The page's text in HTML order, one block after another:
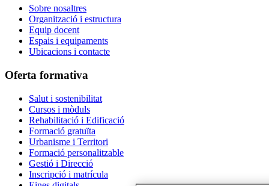
Sobre nosaltres
Organització i estructura
Equip docent
Espais i equipaments
Ubicacions i contacte
Oferta formativa
Salut i sostenibilitat
Cursos i mòduls
Rehabilitació i Edificació
Formació gratuïta
Urbanisme i Territori
Formació personalitzable
Gestió i Direcció
Inscripció i matrícula